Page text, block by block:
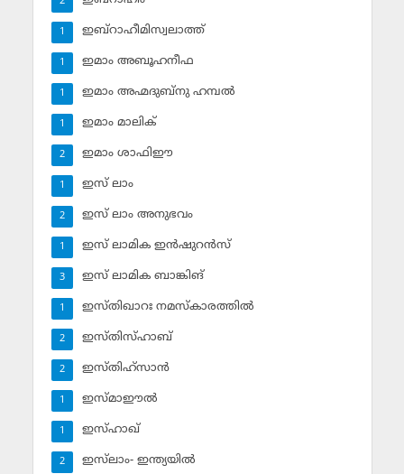
ഇബ്‌റാഹീമിസ്വലാത്ത്
1
ഇമാം അബൂഹനീഫ
1
ഇമാം അഹ്മദുബ്‌നു ഹമ്പല്‍
1
ഇമാം മാലിക്
1
ഇമാം ശാഫിഈ
2
ഇസ് ലാം
1
ഇസ് ലാം അനുഭവം
2
ഇസ് ലാമിക ഇന്‍ഷുറന്‍സ്‌
1
ഇസ് ലാമിക ബാങ്കിങ്‌
3
ഇസ്തിഖാറഃ നമസ്‌കാരത്തില്‍
1
ഇസ്തിസ്ഹാബ്
2
ഇസ്തിഹ്‌സാന്‍
2
ഇസ്മാഈല്‍
1
ഇസ്ഹാഖ്‌
1
ഇസ്‌ലാം- ഇന്ത്യയില്‍
2